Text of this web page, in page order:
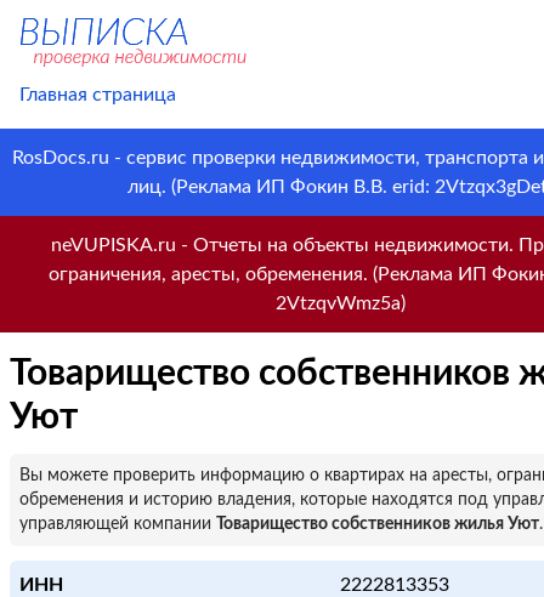
Главная страница
RosDocs.ru - сервис проверки недвижимости, транспорта
лиц. (Реклама ИП Фокин В.В. erid:
neVUPISKA.ru - Отчеты на объекты недвижимости.
ограничения, аресты, обременения. (Реклама ИП
2VtzqvWmz5a)
Товарищество собственников
Уют
Вы можете проверить информацию о квартирах на аресты,
обременения и историю владения, которые находятся под
управляющей компании
Товарищество собственников жилья Уют.
ИНН
2222813353